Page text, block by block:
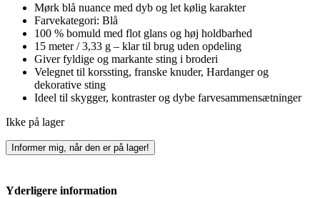
Mørk blå nuance med dyb og let kølig karakter
Farvekategori: Blå
100 % bomuld med flot glans og høj holdbarhed
15 meter / 3,33 g – klar til brug uden opdeling
Giver fyldige og markante sting i broderi
Velegnet til korssting, franske knuder, Hardanger og
dekorative sting
Ideel til skygger, kontraster og dybe farvesammensætninger
Ikke på lager
Informer mig, når den er på lager!
Yderligere information